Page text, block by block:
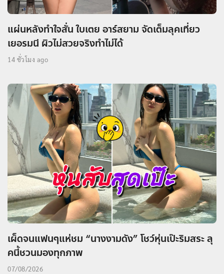
แผ่นหลังทำใจสั่น ใบเตย อาร์สยาม จัดเต็มลุคเที่ยว
เยอรมนี ผิวไม่สวยจริงทำไม่ได้
14 ชั่วโมง ago
เผ็ดจนแฟนๆแห่ชม “นางงามดัง” โชว์หุ่นเป๊ะริมสระ ลุ
คนี้ชวนมองทุกภาพ
07/08/2026